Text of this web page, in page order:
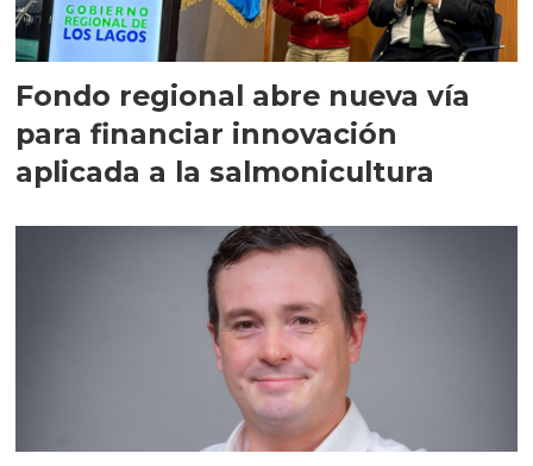
Fondo regional abre nueva vía
para financiar innovación
aplicada a la salmonicultura